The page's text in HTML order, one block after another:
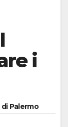
i
di Palermo